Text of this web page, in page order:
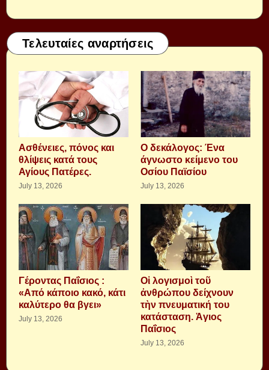
Τελευταίες αναρτήσεις
Aσθένειες, πόνος και
θλίψεις κατά τους
Αγίους Πατέρες.
July 13, 2026
Ο δεκάλογος: Ένα
άγνωστο κείμενο του
Οσίου Παϊσίου
July 13, 2026
Γέροντας Παΐσιος :
«Από κάποιο κακό, κάτι
καλύτερο θα βγει»
July 13, 2026
Οἱ λογισμοὶ τοῦ
ἀνθρώπου δείχνουν
τὴν πνευματική του
κατάσταση. Ἁγιος
Παΐσιος
July 13, 2026